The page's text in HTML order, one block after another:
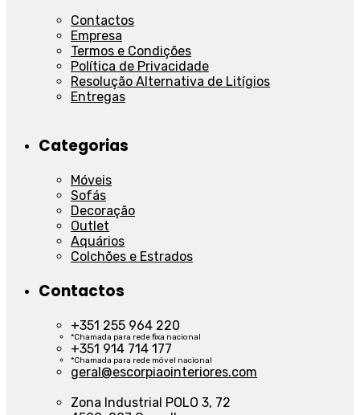
Contactos
Empresa
Termos e Condições
Política de Privacidade
Resolução Alternativa de Litígios
Entregas
Categorias
Móveis
Sofás
Decoração
Outlet
Aquários
Colchões e Estrados
Contactos
+351 255 964 220
*Chamada para rede fixa nacional
+351 914 714 177
*Chamada para rede móvel nacional
geral@escorpiaointeriores.com
Zona Industrial POLO 3, 72